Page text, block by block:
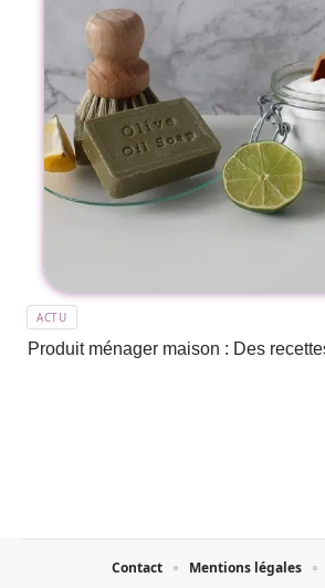
ACTU
Produit ménager maison : Des
Contact Mentions légales